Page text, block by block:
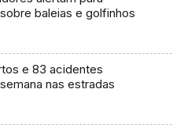
baleias e golfinhos
e 83 acidentes
nas estradas